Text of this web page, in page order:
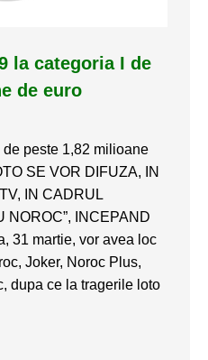
la categoria I de
de euro
peste 1,82 milioane
SE VOR DIFUZA, IN
IN CADRUL
NOROC”, INCEPAND
31 martie, vor avea loc
Joker, Noroc Plus,
dupa ce la tragerile loto